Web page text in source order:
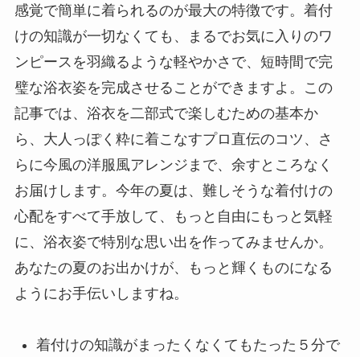
感覚で簡単に着られるのが最大の特徴です。着付
けの知識が一切なくても、まるでお気に入りのワ
ンピースを羽織るような軽やかさで、短時間で完
璧な浴衣姿を完成させることができますよ。この
記事では、浴衣を二部式で楽しむための基本か
ら、大人っぽく粋に着こなすプロ直伝のコツ、さ
らに今風の洋服風アレンジまで、余すところなく
お届けします。今年の夏は、難しそうな着付けの
心配をすべて手放して、もっと自由にもっと気軽
に、浴衣姿で特別な思い出を作ってみませんか。
あなたの夏のお出かけが、もっと輝くものになる
ようにお手伝いしますね。
着付けの知識がまったくなくてもたった５分で